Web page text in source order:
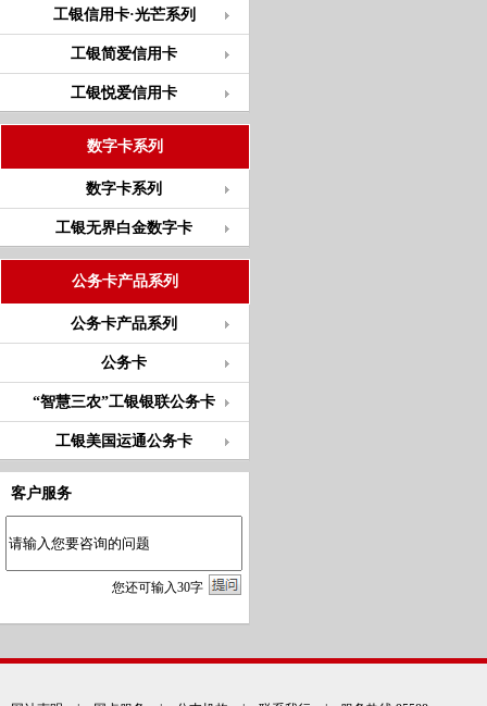
工银信用卡·光芒系列
工银简爱信用卡
工银悦爱信用卡
数字卡系列
数字卡系列
工银无界白金数字卡
公务卡产品系列
公务卡产品系列
公务卡
“智慧三农”工银银联公务卡
工银美国运通公务卡
客户服务
您还可输入30字